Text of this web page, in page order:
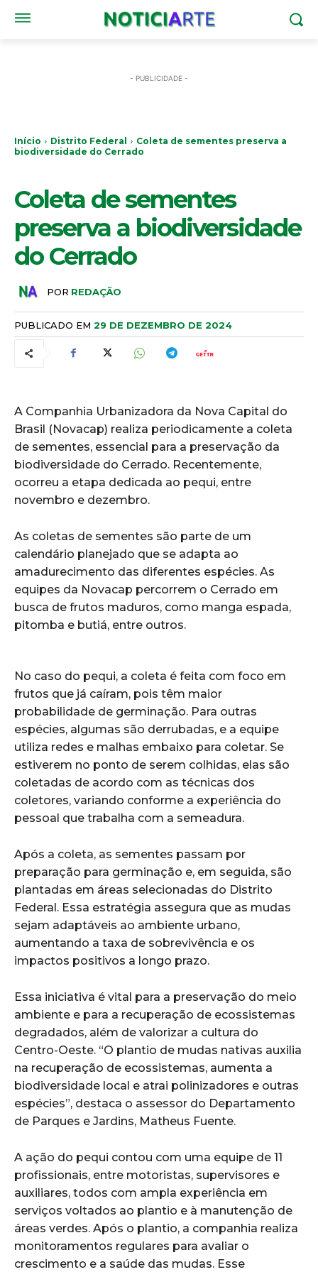
- PUBLICIDADE -
Início Distrito Federal
Coleta de sementes preserva a
biodiversidade do Cerrado
Coleta de sementes
preserva a biodiversidade
do Cerrado
POR REDAÇÃO
PUBLICADO EM 29 DE DEZEMBRO DE 2024
A Companhia Urbanizadora da Nova Capital do
Brasil (Novacap) realiza periodicamente a coleta
de sementes, essencial para a preservação da
biodiversidade do Cerrado. Recentemente,
ocorreu a etapa dedicada ao pequi, entre
novembro e dezembro.
As coletas de sementes são parte de um
calendário planejado que se adapta ao
amadurecimento das diferentes espécies. As
equipes da Novacap percorrem o Cerrado em
busca de frutos maduros, como manga espada,
pitomba e butiá, entre outros.
No caso do pequi, a coleta é feita com foco em
frutos que já caíram, pois têm maior
probabilidade de germinação. Para outras
espécies, algumas são derrubadas, e a equipe
utiliza redes e malhas embaixo para coletar. Se
estiverem no ponto de serem colhidas, elas são
coletadas de acordo com as técnicas dos
coletores, variando conforme a experiência do
pessoal que trabalha com a semeadura.
Após a coleta, as sementes passam por
preparação para germinação e, em seguida, são
plantadas em áreas selecionadas do Distrito
Federal. Essa estratégia assegura que as mudas
sejam adaptáveis ao ambiente urbano,
aumentando a taxa de sobrevivência e os
impactos positivos a longo prazo.
Essa iniciativa é vital para a preservação do meio
ambiente e para a recuperação de ecossistemas
degradados, além de valorizar a cultura do
Centro-Oeste. “O plantio de mudas nativas auxilia
na recuperação de ecossistemas, aumenta a
biodiversidade local e atrai polinizadores e outras
espécies”, destaca o assessor do Departamento
de Parques e Jardins, Matheus Fuente.
A ação do pequi contou com uma equipe de 11
profissionais, entre motoristas, supervisores e
auxiliares, todos com ampla experiência em
serviços voltados ao plantio e à manutenção de
áreas verdes. Após o plantio, a companhia realiza
monitoramentos regulares para avaliar o
crescimento e a saúde das mudas. Esse